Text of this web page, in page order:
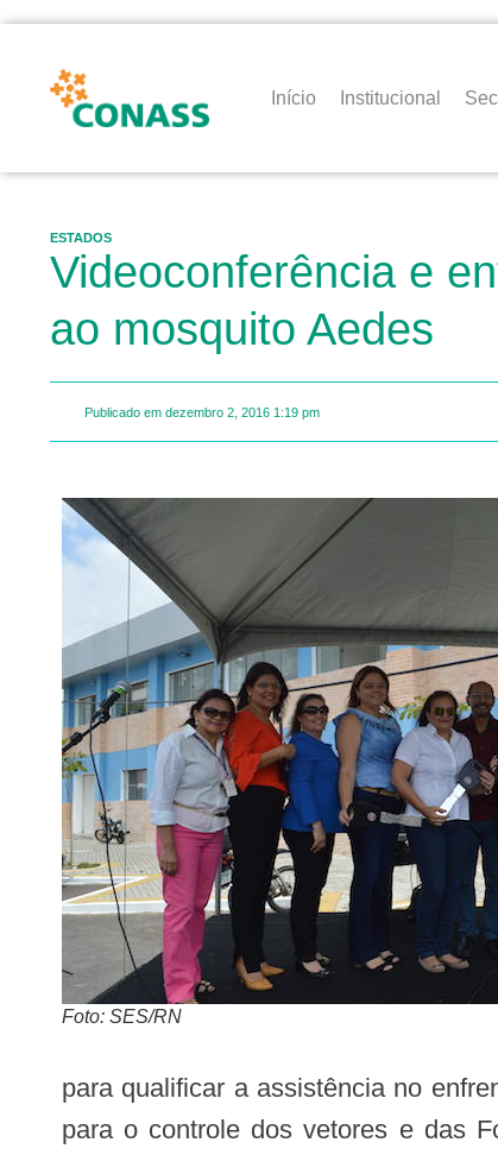
Início Institucional
ESTADOS
Videoconferência e
ao mosquito Aedes
Publicado em dezembro 2, 2016 1:19 pm
Foto: SES/RN
para qualificar a assistência no
para o controle dos vetores e das